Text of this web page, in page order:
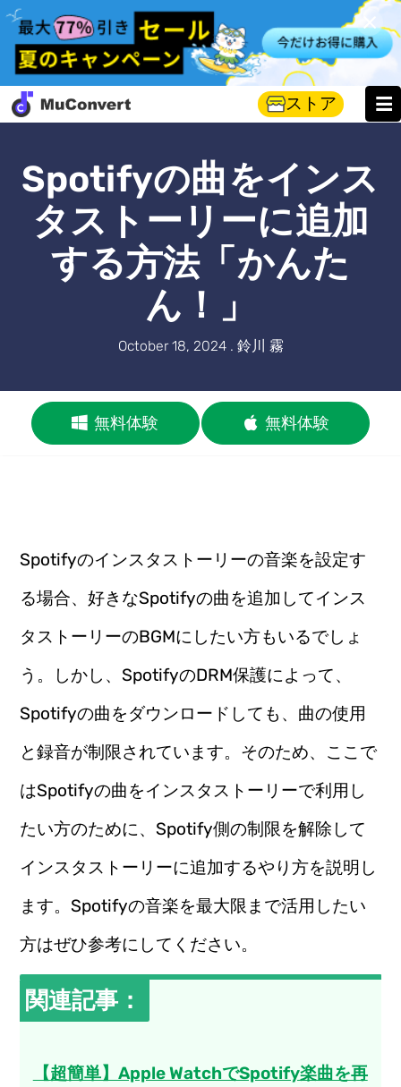
ストア
Spotifyの曲をインス
タストーリーに追加
する方法「かんた
ん！」
October 18, 2024 . 鈴川 霧
無料体験 無料体験
Spotifyのインスタストーリーの音楽を設定す
る場合、好きなSpotifyの曲を追加してインス
タストーリーのBGMにしたい方もいるでしょ
う。しかし、SpotifyのDRM保護によって、
Spotifyの曲をダウンロードしても、曲の使用
と録音が制限されています。そのため、ここで
はSpotifyの曲をインスタストーリーで利用し
たい方のために、Spotify側の制限を解除して
インスタストーリーに追加するやり方を説明し
ます。Spotifyの音楽を最大限まで活用したい
方はぜひ参考にしてください。
関連記事：
【超簡単】Apple WatchでSpotify楽曲を再